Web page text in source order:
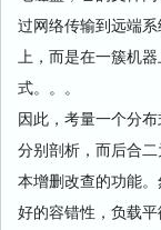
过网络传输到远端
上，而是在一簇机
式。。。
因此，考量一个分
分别剖析，而后合
本增删改查的功能
好的容错性，负载